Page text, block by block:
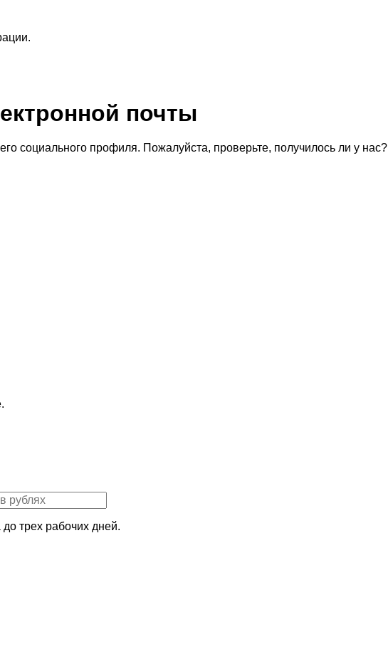
почты
социального профиля. Пожалуйста, проверьте, получилось ли у нас?
трех рабочих дней.